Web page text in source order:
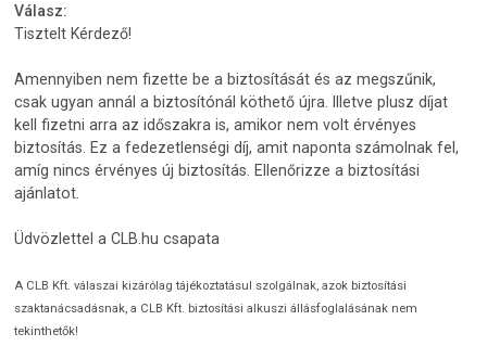
Válasz:
Tisztelt Kérdező!
Amennyiben nem fizette be a biztosítását és az megszűnik,
csak ugyan annál a biztosítónál köthető újra. Illetve plusz díjat
kell fizetni arra az időszakra is, amikor nem volt érvényes
biztosítás. Ez a fedezetlenségi díj, amit naponta számolnak fel,
amíg nincs érvényes új biztosítás. Ellenőrizze a biztosítási
ajánlatot.
Üdvözlettel a CLB.hu csapata
A CLB Kft. válaszai kizárólag tájékoztatásul szolgálnak, azok biztosítási
szaktanácsadásnak, a CLB Kft. biztosítási alkuszi állásfoglalásának nem
tekinthetők!